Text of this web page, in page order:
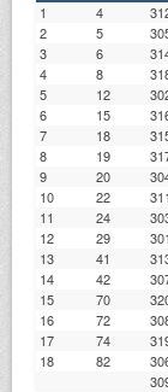
1 4
2
5
3
6
4
8
5
12
6
15
7
18
8
19
9
20
10
22 311
11
24
12
29 301
13
41
14
42
15
70
16
72
17
74
18
82